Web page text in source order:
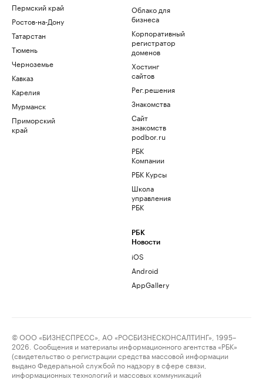
Пермский край
Ростов-на-Дону
Татарстан
Тюмень
Черноземье
Кавказ
Карелия
Мурманск
Приморский
край
Облако для
бизнеса
Корпоративный
регистратор
доменов
Хостинг
сайтов
Рег.решения
Знакомства
Сайт
знакомств
podbor.ru
РБК
Компании
РБК Курсы
Школа
управления
РБК
РБК
Новости
iOS
Android
AppGallery
© ООО «БИЗНЕСПРЕСС», АО «РОСБИЗНЕСКОНСАЛТИНГ», 1995–
2026. Сообщения и материалы информационного агентства «РБК»
(свидетельство о регистрации средства массовой информации
выдано Федеральной службой по надзору в сфере связи,
информационных технологий и массовых коммуникаций